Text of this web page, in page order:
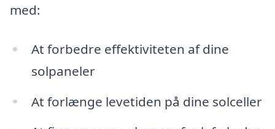
med:
At forbedre effektiviteten af dine
solpaneler
At forlænge levetiden på dine solceller